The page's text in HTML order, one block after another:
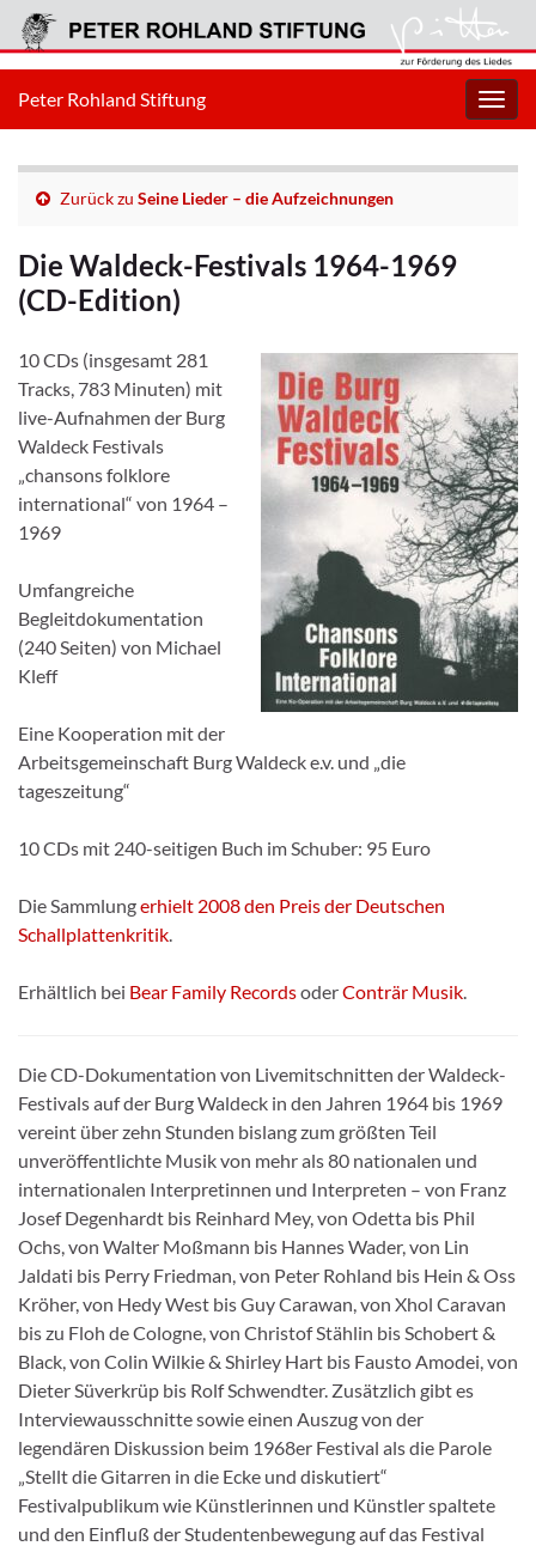
Peter Rohland Stiftung
Zurück zu Seine Lieder – die Aufzeichnungen
Die Waldeck-Festivals 1964-1969
(CD-Edition)
10 CDs (insgesamt 281
Tracks, 783 Minuten) mit
live-Aufnahmen der Burg
Waldeck Festivals
„chansons folklore
international“ von 1964 –
1969
Umfangreiche
Begleitdokumentation
(240 Seiten) von Michael
Kleff
Eine Kooperation mit der
Arbeitsgemeinschaft Burg Waldeck e.v. und „die
tageszeitung“
10 CDs mit 240-seitigen Buch im Schuber: 95 Euro
Die Sammlungerhielt 2008 den Preis der Deutschen
Schallplattenkritik.
Erhältlich bei Bear Family RecordsoderConträr Musik.
Die CD-Dokumentation von Livemitschnitten der Waldeck-
Festivals auf der Burg Waldeck in den Jahren 1964 bis 1969
vereint über zehn Stunden bislang zum größten Teil
unveröffentlichte Musik von mehr als 80 nationalen und
internationalen Interpretinnen und Interpreten – von Franz
Josef Degenhardt bis Reinhard Mey, von Odetta bis Phil
Ochs, von Walter Moßmann bis Hannes Wader, von Lin
Jaldati bis Perry Friedman, von Peter Rohland bis Hein & Oss
Kröher, von Hedy West bis Guy Carawan, von Xhol Caravan
bis zu Floh de Cologne, von Christof Stählin bis Schobert &
Black, von Colin Wilkie & Shirley Hart bis Fausto Amodei, von
Dieter Süverkrüp bis Rolf Schwendter. Zusätzlich gibt es
Interviewausschnitte sowie einen Auszug von der
legendären Diskussion beim 1968er Festival als die Parole
„Stellt die Gitarren in die Ecke und diskutiert“
Festivalpublikum wie Künstlerinnen und Künstler spaltete
und den Einfluß der Studentenbewegung auf das Festival